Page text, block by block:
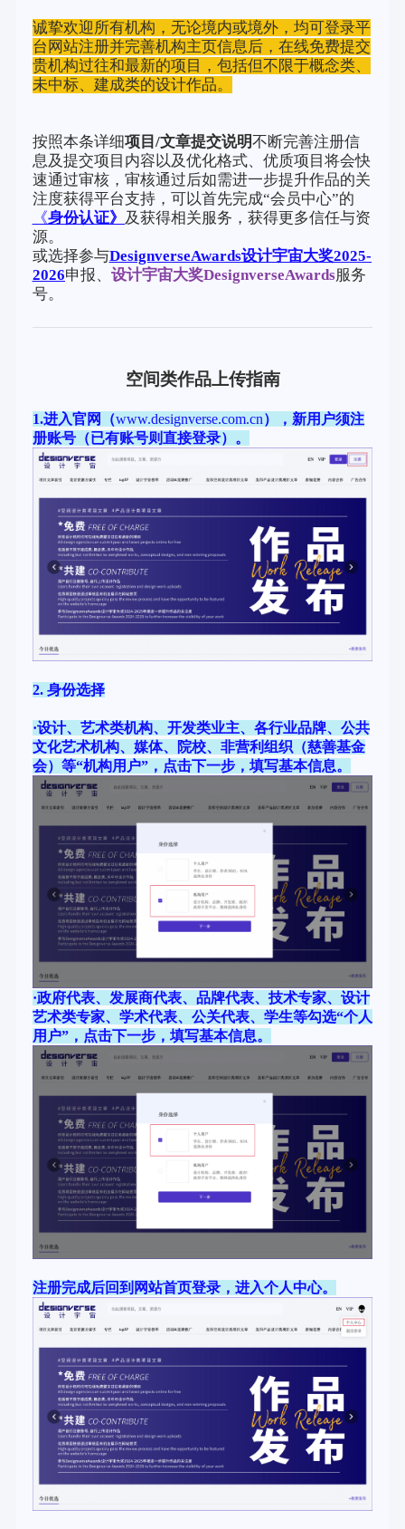
诚挚欢迎所有机构，无论境内或境外，均可登录平
台网站注册并完善机构主页信息后，在线免费提交
贵机构过往和最新的项目，包括但不限于概念类、
未中标、建成类的设计作品。
按照本条详细项目/文章提交说明不断完善注册信
息及提交项目内容以及优化格式、优质项目将会快
速通过审核，审核通过后如需进一步提升作品的关
注度获得平台支持，可以首先完成“会员中心”的
《身份认证》 及获得相关服务，获得更多信任与资
源。
或选择参与DesignverseAwards设计宇宙大奖2025-
2026申报、 设计宇宙大奖DesignverseAwards服务
号。
空间类作品上传指南
1.进入官网（www.designverse.com.cn），新用户须注
册账号（已有账号则直接登录）。
2. 身份选择
·设计、艺术类机构、开发类业主、各行业品牌、公共
文化艺术机构、媒体、院校、非营利组织（慈善基金
会）等“机构用户”，点击下一步，填写基本信息。
·政府代表、发展商代表、品牌代表、技术专家、设计
艺术类专家、学术代表、公关代表、学生等勾选“个人
用户”，点击下一步，填写基本信息。
注册完成后回到网站首页登录，进入个人中心。